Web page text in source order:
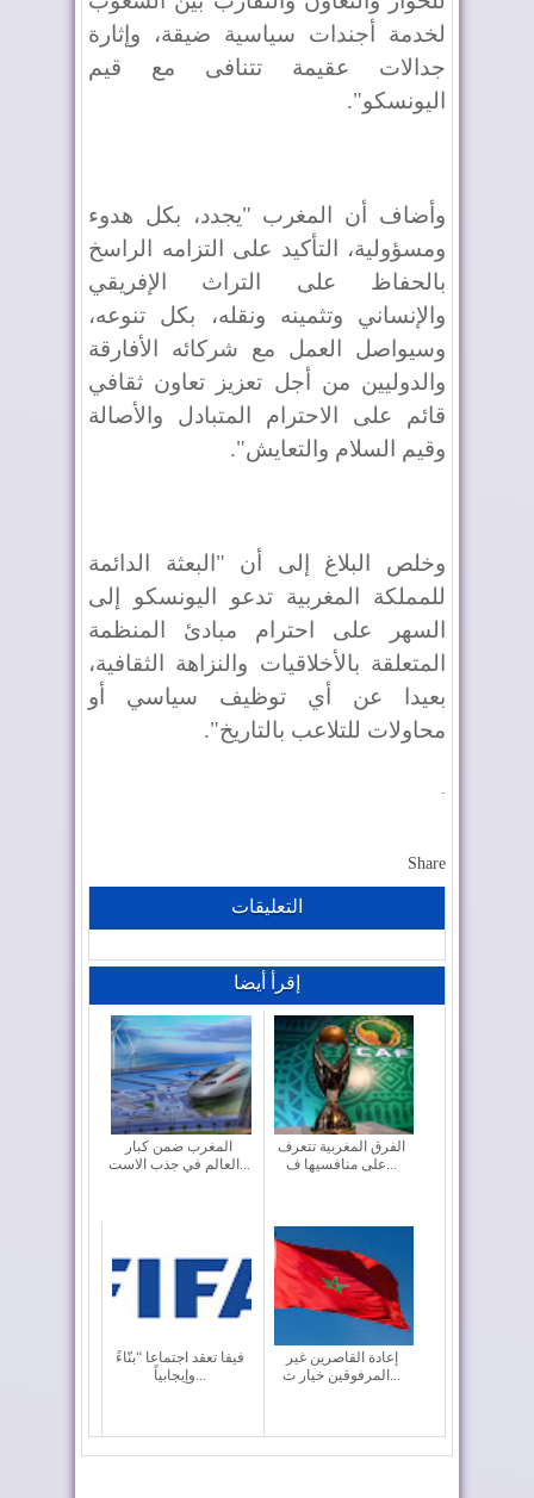
لخدمة أجندات سياسية ضيقة، وإثارة
جدالات عقيمة تتنافى مع قيم
اليونسكو".
وأضاف أن المغرب "يجدد، بكل هدوء
ومسؤولية، التأكيد على التزامه الراسخ
بالحفاظ على التراث الإفريقي
والإنساني وتثمينه ونقله، بكل تنوعه،
وسيواصل العمل مع شركائه الأفارقة
والدوليين من أجل تعزيز تعاون ثقافي
قائم على الاحترام المتبادل والأصالة
وقيم السلام والتعايش".
وخلص البلاغ إلى أن "البعثة الدائمة
للمملكة المغربية تدعو اليونسكو إلى
السهر على احترام مبادئ المنظمة
المتعلقة بالأخلاقيات والنزاهة الثقافية،
بعيدا عن أي توظيف سياسي أو
محاولات للتلاعب بالتاريخ".
.
Share
التعليقات
إقرأ أيضا
المغرب ضمن كبار
العالم في جذب الاست...
الفرق المغربية تتعرف
على منافسيها ف...
فيفا تعقد اجتماعا “بنّاءً
وإيجابياً...
إعادة القاصرين غير
المرفوقين خيار ث...